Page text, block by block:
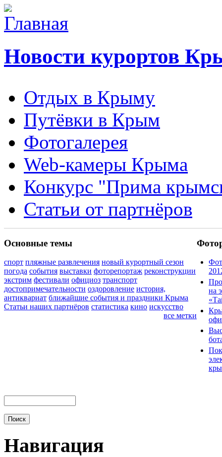
Новости курортов
Отдых в Крыму
Путёвки в Крым
Фотогалерея
Web-камеры Крыма
Конкурс "Прима
Статьи от партнёров
Основные темы
спорт пляжные развлечения новый курортный сезон
погода события выставки фоторепортаж реконструкции
экстрим фестивали официоз транспорт
достопримечательности оздоровление история,
антиквариат ближайшие события и праздники Крыма
Статьи наших партнёров статистика кино искусство
все метки
на
Навигация